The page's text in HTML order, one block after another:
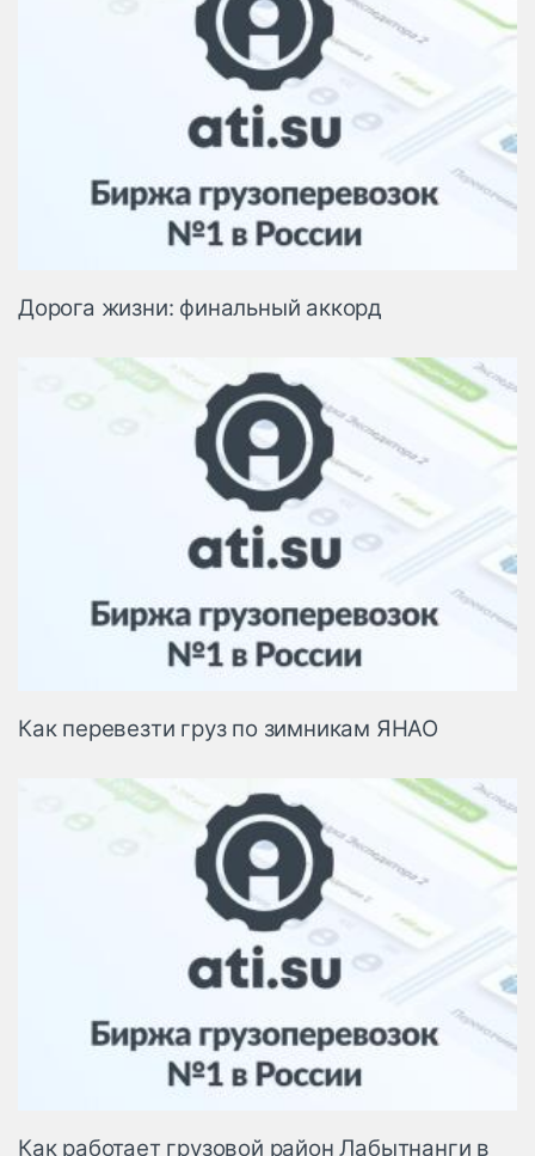
Дорога жизни: финальный аккорд
Как перевезти груз по зимникам ЯНАО
Как работает грузовой район Лабытнанги в